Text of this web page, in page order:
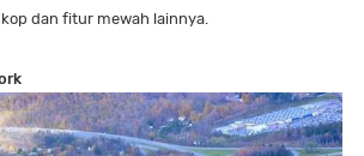
dan fitur mewah lainnya.